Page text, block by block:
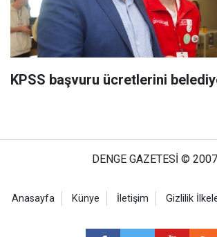
KPSS başvuru ücretlerini
DENGE GAZETESİ © 2007
Anasayfa Künye İletişim Gizlilik